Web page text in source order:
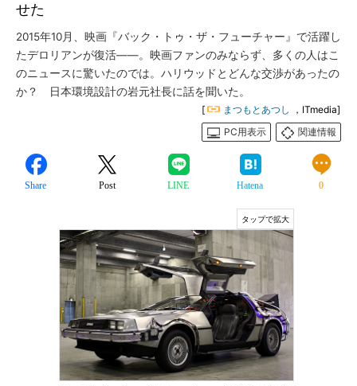
せた
2015年10月、映画『バック・トゥ・ザ・フューチャー』で活躍し
たデロリアンが復活――。映画ファンのみならず、多くの人はこ
のニュースに驚いたのでは。ハリウッドとどんな交渉があったの
か？ 日本環境設計の岩元社長に話を聞いた。
[ まつもとあつし
，ITmedia]
PC用表示
関連情報
Share Post LINE Hatena 0